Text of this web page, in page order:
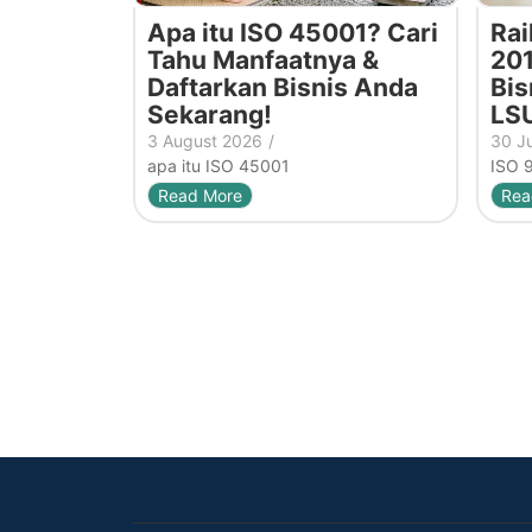
Apa itu ISO 45001? Cari
Tahu Manfaatnya &
Daftarkan Bisnis Anda
Sekarang!
3 August 2026 /
apa itu ISO 45001
Read More
30
ISO